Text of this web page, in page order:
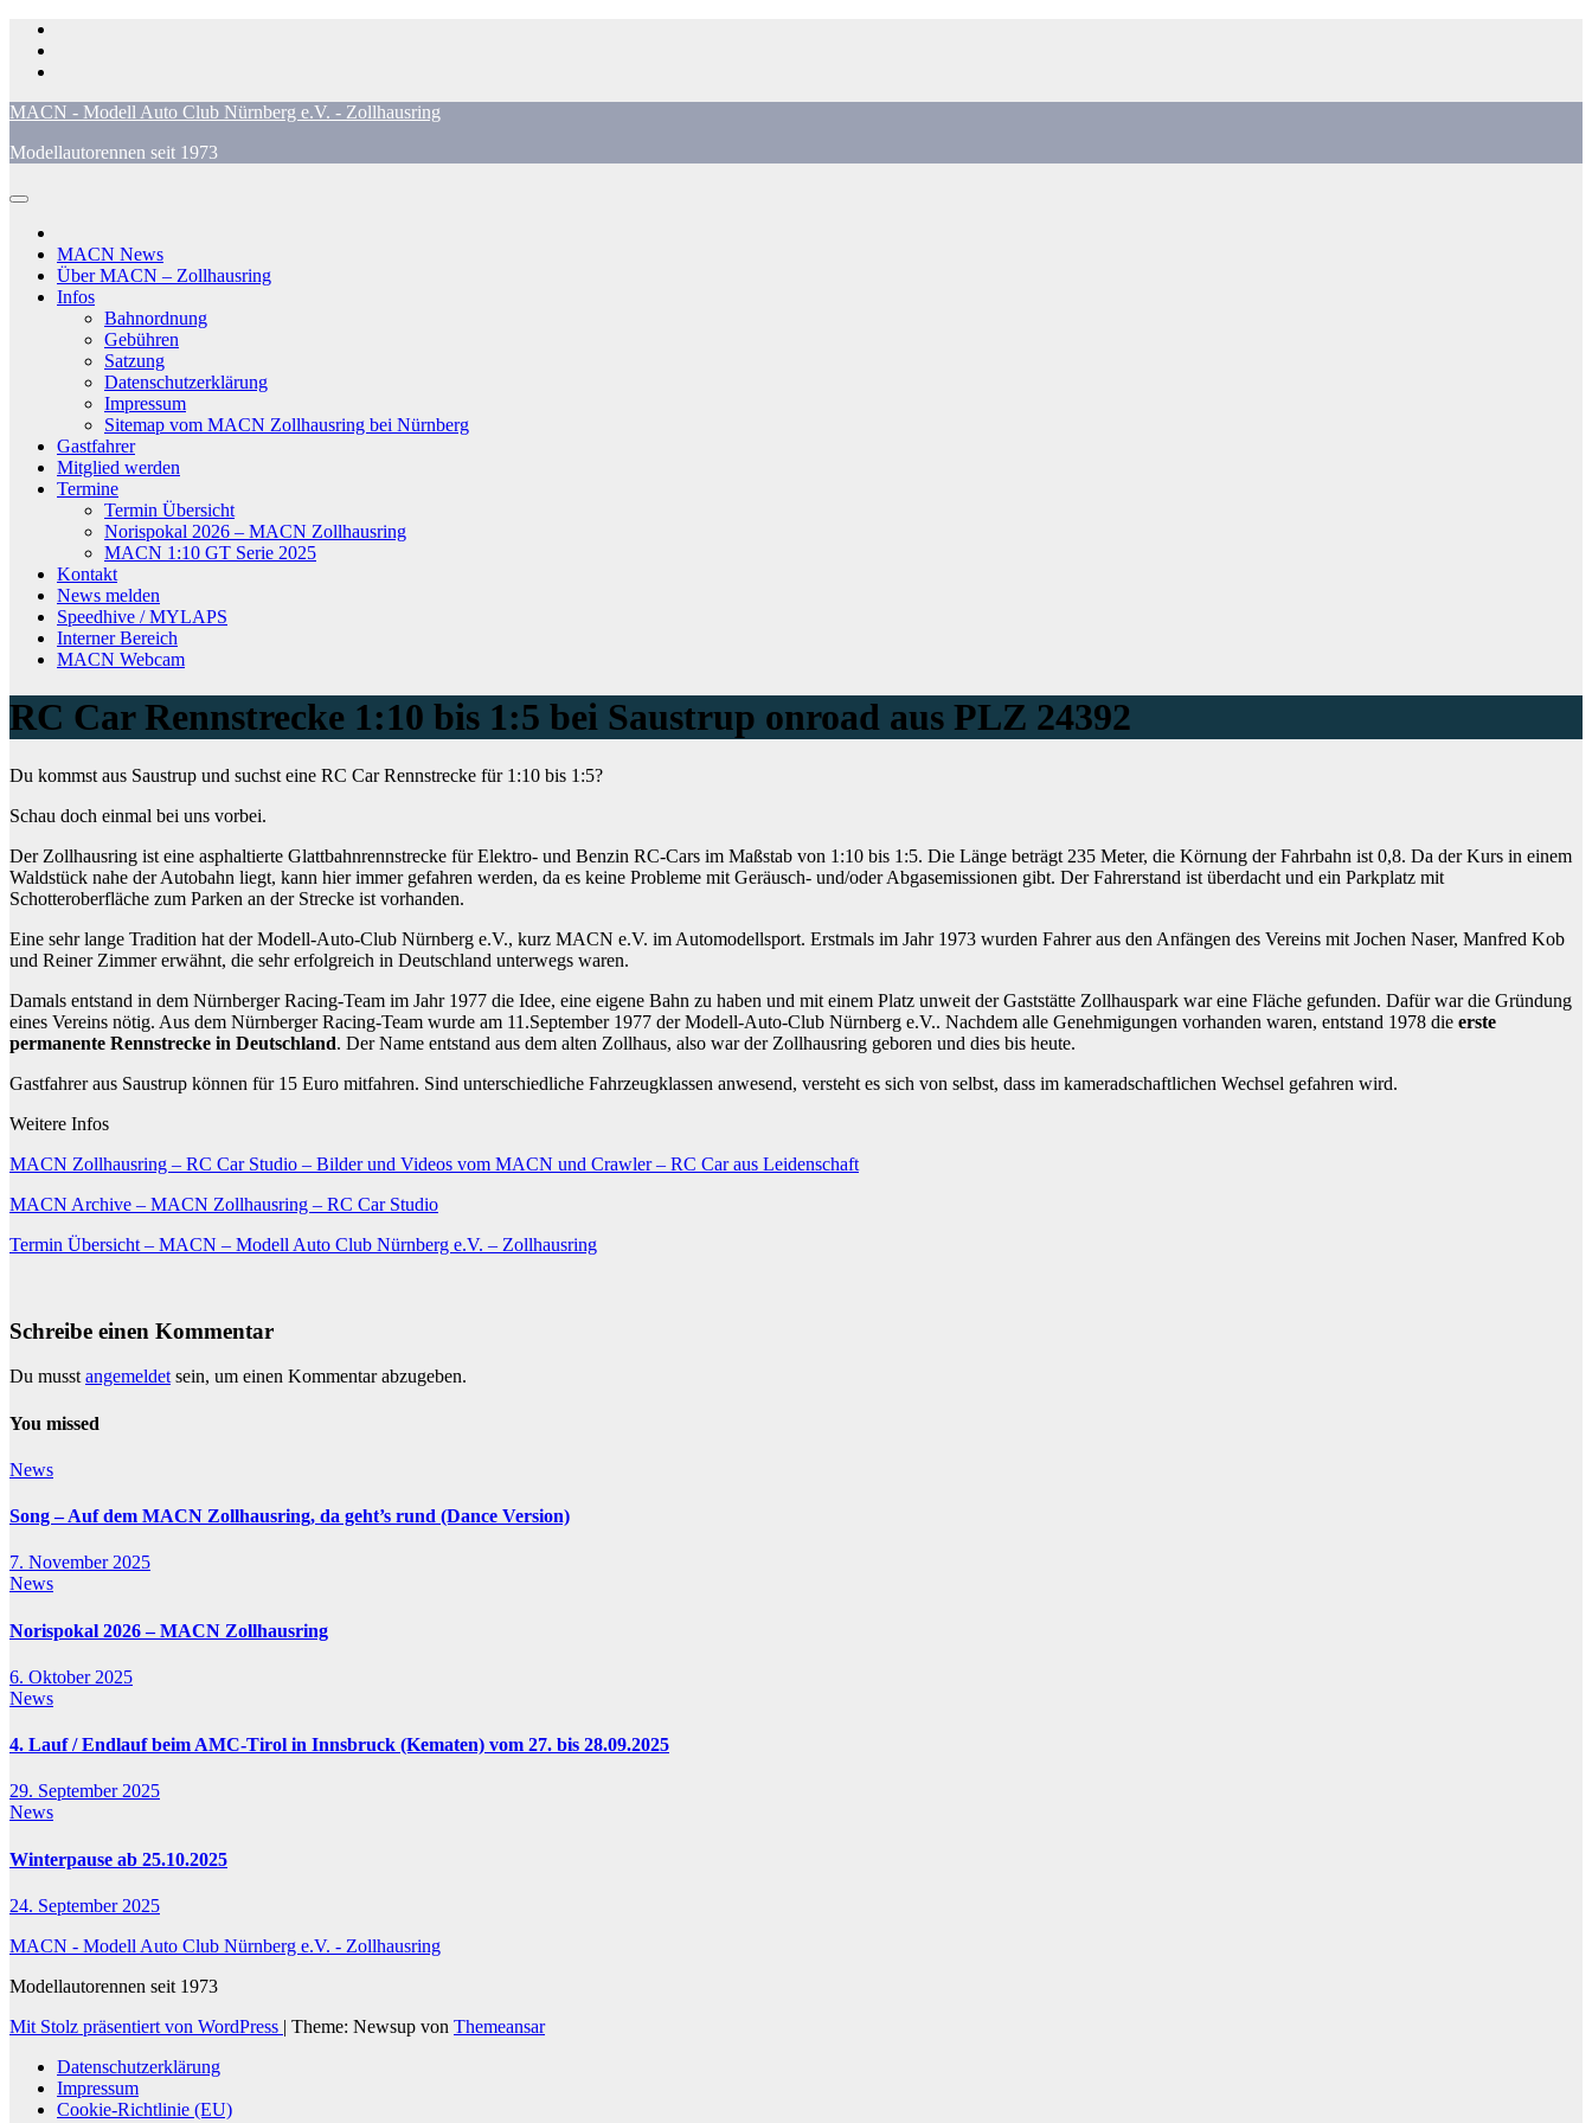
Zum
Inhalt
springen
MACN - Modell Auto Club Nürnberg e.V. - Zollhausring
Modellautorennen seit 1973
MACN News
Über MACN – Zollhausring
Infos
Bahnordnung
Gebühren
Satzung
Datenschutzerklärung
Impressum
Sitemap vom MACN Zollhausring bei Nürnberg
Gastfahrer
Mitglied werden
Termine
Termin Übersicht
Norispokal 2026 – MACN Zollhausring
MACN 1:10 GT Serie 2025
Kontakt
News melden
Speedhive / MYLAPS
Interner Bereich
MACN Webcam
RC Car Rennstrecke 1:10 bis 1:5 bei Saustrup onroad aus PLZ 24392
Du kommst aus Saustrup und suchst eine RC Car Rennstrecke für 1:10 bis 1:5?
Schau doch einmal bei uns vorbei.
Der Zollhausring ist eine asphaltierte Glattbahnrennstrecke für Elektro- und Benzin RC-Cars im Maßstab von 1:10 bis 1:5. Die Länge beträgt 235 Meter, die Körnung der Fahrbahn ist 0,8. Da der Kurs in einem
Waldstück nahe der Autobahn liegt, kann hier immer gefahren werden, da es keine Probleme mit Geräusch- und/oder Abgasemissionen gibt. Der Fahrerstand ist überdacht und ein Parkplatz mit
Schotteroberfläche zum Parken an der Strecke ist vorhanden.
Eine sehr lange Tradition hat der Modell-Auto-Club Nürnberg e.V., kurz MACN e.V. im Automodellsport. Erstmals im Jahr 1973 wurden Fahrer aus den Anfängen des Vereins mit Jochen Naser, Manfred Kob
und Reiner Zimmer erwähnt, die sehr erfolgreich in Deutschland unterwegs waren.
Damals entstand in dem Nürnberger Racing-Team im Jahr 1977 die Idee, eine eigene Bahn zu haben und mit einem Platz unweit der Gaststätte Zollhauspark war eine Fläche gefunden. Dafür war die Gründung
eines Vereins nötig. Aus dem Nürnberger Racing-Team wurde am 11.September 1977 der Modell-Auto-Club Nürnberg e.V.. Nachdem alle Genehmigungen vorhanden waren, entstand 1978 die erste
permanente Rennstrecke in Deutschland. Der Name entstand aus dem alten Zollhaus, also war der Zollhausring geboren und dies bis heute.
Gastfahrer aus Saustrup können für 15 Euro mitfahren. Sind unterschiedliche Fahrzeugklassen anwesend, versteht es sich von selbst, dass im kameradschaftlichen Wechsel gefahren wird.
Weitere Infos
MACN Zollhausring – RC Car Studio – Bilder und Videos vom MACN und Crawler – RC Car aus Leidenschaft
MACN Archive – MACN Zollhausring – RC Car Studio
Termin Übersicht – MACN – Modell Auto Club Nürnberg e.V. – Zollhausring
Schreibe einen Kommentar
Du musst angemeldet sein, um einen Kommentar abzugeben.
You missed
News
Song – Auf dem MACN Zollhausring, da geht’s rund (Dance Version)
7. November 2025
News
Norispokal 2026 – MACN Zollhausring
6. Oktober 2025
News
4. Lauf / Endlauf beim AMC-Tirol in Innsbruck (Kematen) vom 27. bis 28.09.2025
29. September 2025
News
Winterpause ab 25.10.2025
24. September 2025
MACN - Modell Auto Club Nürnberg e.V. - Zollhausring
Modellautorennen seit 1973
Mit Stolz präsentiert von WordPress | Theme: Newsup von Themeansar
Datenschutzerklärung
Impressum
Cookie-Richtlinie (EU)